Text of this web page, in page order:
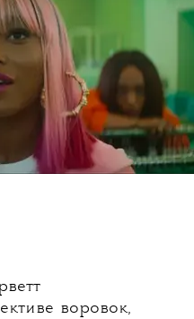
воровок,